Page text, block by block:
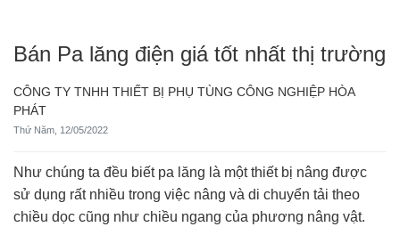
Bán Pa lăng điện giá tốt nhất thị trường
CÔNG TY TNHH THIẾT BỊ PHỤ TÙNG CÔNG NGHIỆP HÒA
PHÁT
Thứ Năm, 12/05/2022
Như chúng ta đều biết pa lăng là một thiết bị nâng được
sử dụng rất nhiều trong việc nâng và di chuyển tải theo
chiều dọc cũng như chiều ngang của phương nâng vật.